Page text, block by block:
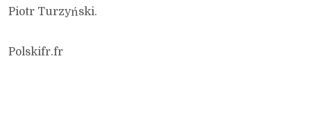
Piotr Turzyński.
Polskifr.fr